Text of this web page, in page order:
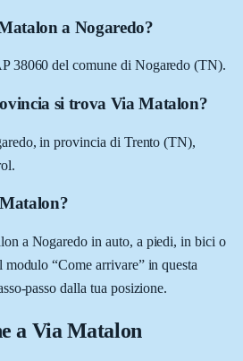
a Nogaredo?
38060 del comune di Nogaredo (TN).
si trova Via Matalon?
in provincia di Trento (TN),
a Nogaredo in auto, a piedi, in bici o
“Come arrivare” in questa
passo dalla tua posizione.
a Via Matalon